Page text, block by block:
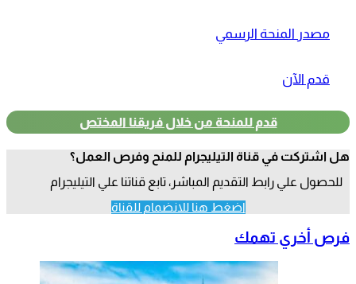
مصدر المنحة الرسمي
قدم الآن
قدم للمنحة من خلال فريقنا المختص
هل اشتركت في قناة التيليجرام للمنح وفرص العمل؟
للحصول علي رابط التقديم المباشر، تابع قناتنا علي التيليجرام
اضغط هنا للانضمام للقناة
فرص أخري تهمك